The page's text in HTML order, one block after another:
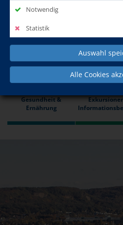
Notwendig
Statistik
Auswahl
Alle Cookies
Politik, Wissenschaft &
Internationales
Beruf, IT &
Gesundheit &
Ernährung